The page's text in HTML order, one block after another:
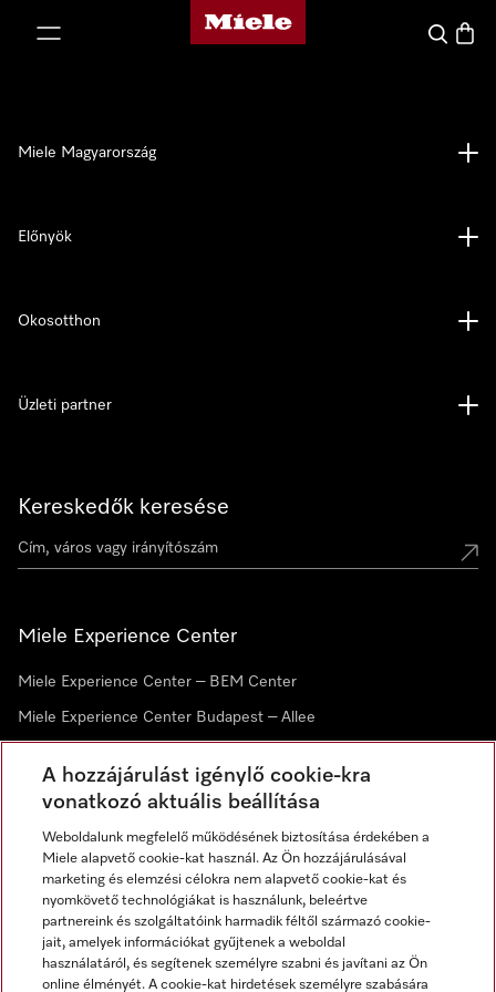
Miele honlapja
Kereses
Kereskedők keresése
Miele Experience Center
Miele Experience Center – BEM Center
Miele Experience Center Budapest – Allee
Hírlevél
Miele Magyarország
Előnyök
Okosotthon
Üzleti partner
A hozzájárulást igénylő cookie-kra
vonatkozó aktuális beállítása
Weboldalunk megfelelő működésének biztosítása érdekében a
Miele alapvető cookie-kat használ. Az Ön hozzájárulásával
marketing és elemzési célokra nem alapvető cookie-kat és
nyomkövető technológiákat is használunk, beleértve
partnereink és szolgáltatóink harmadik féltől származó cookie-
jait, amelyek információkat gyűjtenek a weboldal
használatáról, és segítenek személyre szabni és javítani az Ön
online élményét. A cookie-kat hirdetések személyre szabására